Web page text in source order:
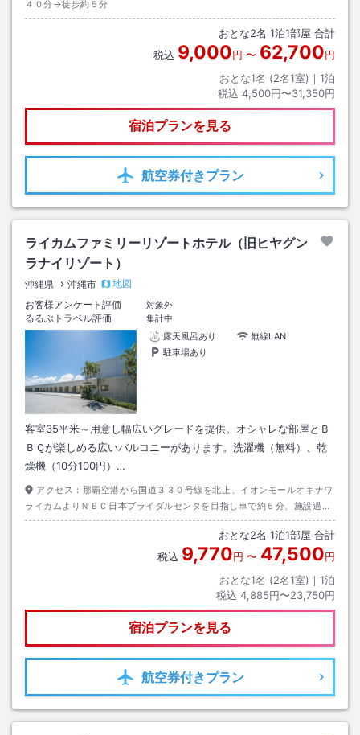
４０分→徒歩約５分
おとな2名 1泊1部屋 合計
税込 9,000円 〜 62,700円
おとな1名 (2名1室)｜ 1泊
税込 4,500円〜31,350円
宿泊プランを見る
航空券付きプラン
ライカムファミリーリゾートホテル（旧ヒヤグン
ラナイリゾート）
沖縄県 沖縄市
地図
お客様アンケート評価
対象外
るるぶトラベル評価
集計中
露天風呂あり
無線LAN
駐車場あり
客室35平米～用意し幅広いグレードを提供。オシャレな部屋とＢ
ＢＱが楽しめる広いバルコニーがあります。洗濯機（無料）、乾
燥機（10分100円）…
アクセス： 那覇空港から国道３３０号線を北上、イオンモールオキナワ
ライカムよりＮＢＣ日本ブライダルセンタを目指し車で約５分、施設過ぎ
て最初の十字路を右折し道なり約１００ｍとなります。
おとな2名 1泊1部屋 合計
税込 9,770円 〜 47,500円
おとな1名 (2名1室)｜ 1泊
税込 4,885円〜23,750円
宿泊プランを見る
航空券付きプラン